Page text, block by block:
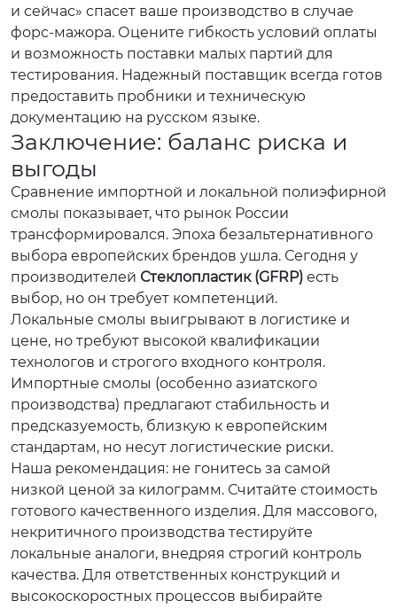
и сейчас» спасет ваше производство в случае
форс-мажора. Оцените гибкость условий оплаты
и возможность поставки малых партий для
тестирования. Надежный поставщик всегда готов
предоставить пробники и техническую
документацию на русском языке.
Заключение: баланс риска и
выгоды
Сравнение импортной и локальной полиэфирной
смолы показывает, что рынок России
трансформировался. Эпоха безальтернативного
выбора европейских брендов ушла. Сегодня у
производителей Стеклопластик (GFRP) есть
выбор, но он требует компетенций.
Локальные смолы выигрывают в логистике и
цене, но требуют высокой квалификации
технологов и строгого входного контроля.
Импортные смолы (особенно азиатского
производства) предлагают стабильность и
предсказуемость, близкую к европейским
стандартам, но несут логистические риски.
Наша рекомендация: не гонитесь за самой
низкой ценой за килограмм. Считайте стоимость
готового качественного изделия. Для массового,
некритичного производства тестируйте
локальные аналоги, внедряя строгий контроль
качества. Для ответственных конструкций и
высокоскоростных процессов выбирайте